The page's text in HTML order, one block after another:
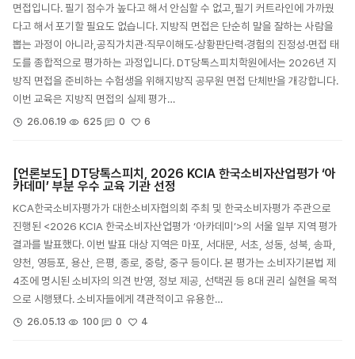
면접입니다. 필기 점수가 높다고 해서 안심할 수 없고,필기 커트라인에 가까웠
다고 해서 포기할 필요도 없습니다. 지방직 면접은 단순히 말을 잘하는 사람을
뽑는 과정이 아니라,공직가치관·직무이해도·상황판단력·경험의 진정성·면접 태
도를 종합적으로 평가하는 과정입니다. DT당톡스피치학원에서는 2026년 지
방직 면접을 준비하는 수험생을 위해지방직 공무원 면접 단체반을 개강합니다.
이번 교육은 지방직 면접의 실제 평가…
26.06.19 625 0 6
[언론보도] DT당톡스피치, 2026 KCIA 한국소비자산업평가 ‘아
카데미’ 부분 우수 교육 기관 선정
KCA한국소비자평가가 대한소비자협의회 주최 및 한국소비자평가 주관으로
진행된 <2026 KCIA 한국소비자산업평가 ‘아카데미’>의 서울 일부 지역 평가
결과를 발표했다. 이번 발표 대상 지역은 마포, 서대문, 서초, 성동, 성북, 송파,
양천, 영등포, 용산, 은평, 종로, 중랑, 중구 등이다. 본 평가는 소비자기본법 제
4조에 명시된 소비자의 의견 반영, 정보 제공, 선택권 등 8대 권리 실현을 목적
으로 시행됐다. 소비자들에게 객관적이고 유용한…
26.05.13 100 0 4